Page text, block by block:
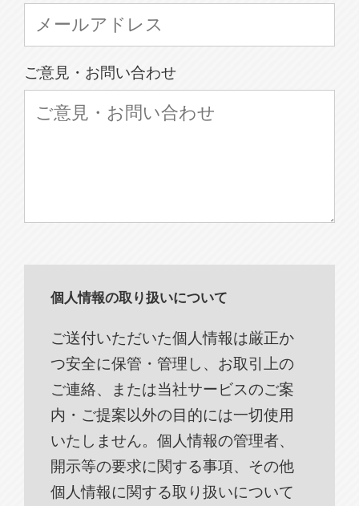
ご意見・お問い合わせ
個人情報の取り扱いについて
ご送付いただいた個人情報は厳正か
つ安全に保管・管理し、お取引上の
ご連絡、または当社サービスのご案
内・ご提案以外の目的には一切使用
いたしません。個人情報の管理者、
開示等の要求に関する事項、その他
個人情報に関する取り扱いについて